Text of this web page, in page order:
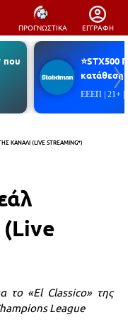
ΠΡΟΓΝΩΣΤΙΚΑ ΕΓΓΡΑΦΗ
που
⭐STX500
ΕΕΕΠ | 21+
ΚΑΝΑΛΙ (LIVE STREAMING*)
(Live
το «El Classico» της
League